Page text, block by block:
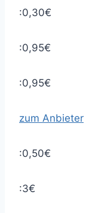
:0,30€
:0,95€
:0,95€
zum Anbieter
:0,50€
:3€